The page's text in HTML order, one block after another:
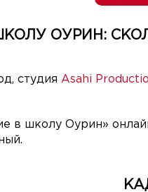
ОУРИН:
студия Asahi
в школу Оурин»